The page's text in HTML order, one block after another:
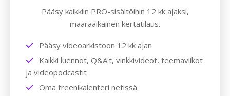
Pääsy kaikkiin PRO-sisältöihin 12 kk ajaksi,
määräaikainen kertatilaus.
Pääsy videoarkistoon 12 kk ajan
Kaikki luennot, Q&A:t, vinkkivideot, teemaviikot
ja videopodcastit
Oma treenikalenteri netissä